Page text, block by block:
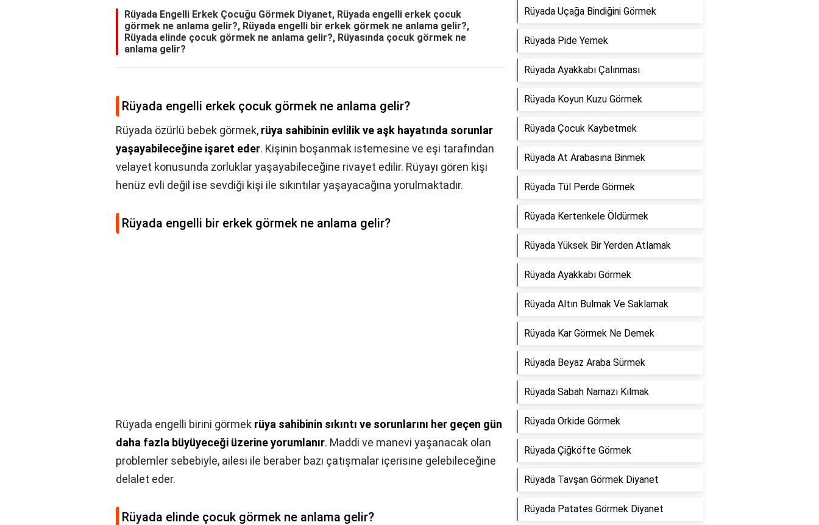
Rüyada Engelli Erkek Çocuğu Görmek Diyanet, Rüyada engelli erkek çocuk
görmek ne anlama gelir?, Rüyada engelli bir erkek görmek ne anlama gelir?,
Rüyada elinde çocuk görmek ne anlama gelir?, Rüyasında çocuk görmek ne
anlama gelir?
Rüyada engelli erkek çocuk görmek ne anlama gelir?
Rüyada özürlü bebek görmek, rüya sahibinin evlilik ve aşk hayatında sorunlar
yaşayabileceğine işaret eder. Kişinin boşanmak istemesine ve eşi tarafından
velayet konusunda zorluklar yaşayabileceğine rivayet edilir. Rüyayı gören kişi
henüz evli değil ise sevdiği kişi ile sıkıntılar yaşayacağına yorulmaktadır.
Rüyada engelli bir erkek görmek ne anlama gelir?
Rüyada engelli birini görmek rüya sahibinin sıkıntı ve sorunlarını her geçen gün
daha fazla büyüyeceği üzerine yorumlanır. Maddi ve manevi yaşanacak olan
problemler sebebiyle, ailesi ile beraber bazı çatışmalar içerisine gelebileceğine
delalet eder.
Rüyada elinde çocuk görmek ne anlama gelir?
Rüyada Uçağa Bindiğini Görmek
Rüyada Pide Yemek
Rüyada Ayakkabı Çalınması
Rüyada Koyun Kuzu Görmek
Rüyada Çocuk Kaybetmek
Rüyada At Arabasına Binmek
Rüyada Tül Perde Görmek
Rüyada Kertenkele Öldürmek
Rüyada Yüksek Bir Yerden Atlamak
Rüyada Ayakkabı Görmek
Rüyada Altın Bulmak Ve Saklamak
Rüyada Kar Görmek Ne Demek
Rüyada Beyaz Araba Sürmek
Rüyada Sabah Namazı Kılmak
Rüyada Orkide Görmek
Rüyada Çiğköfte Görmek
Rüyada Tavşan Görmek Diyanet
Rüyada Patates Görmek Diyanet